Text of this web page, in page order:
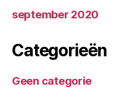
september 2020
Categorieën
Geen categorie